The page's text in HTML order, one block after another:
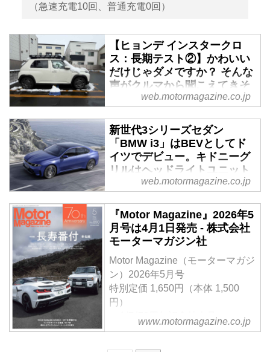
（急速充電10回、普通充電0回）
【ヒョンデ インスタークロ
ス：長期テスト②】かわいい
だけじゃダメですか？ そんな
声がクルマから聞こえてきそ
う - Webモーターマガジン
長期テストの2カ月目に入ったピ
ュアEVのインスタークロス。長
い時間と距離を乗れば乗るほど、
全長約3.8m、全幅約1.6mという
コンパクトなボディサイズの恩恵
を強く感じる日々である。
web.motormagazine.co.jp
新世代3シリーズセダン
「BMW i3」はBEVとしてド
イツでデビュー。キドニーグ
リルはヘッドライトユニット
とデザインを統合 - Webモー
2026年3月18日（現地時間）、ド
イツのBMW AGは3シリーズ初の
完全電気自動車となる新型
「BMW i3」を発表した。このモ
デルは次世代アーキテクチャー
「ノイエ・クラッセ（Neue
Klasse）」の第2弾モデルであ
ーズの電動化モデルとして位置付
web.motormagazine.co.jp
『Motor Magazine』2026年5
月号は4月1日発売 - 株式会社
モーターマガジン社
Motor Magazine（モーターマガジ
ン）2026年5月号
特別定価 1,650円（本体 1,500
円）
＜創刊70周年記念特大号＞
【大特集】長寿番付 [車名編]
www.motormagazine.co.jp